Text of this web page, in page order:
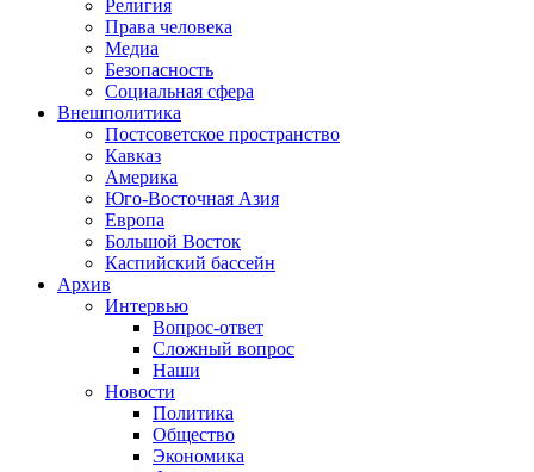
Религия
Права человека
Медиа
Безопасность
Социальная сфера
Внешполитика
Постсоветское пространство
Кавказ
Америка
Юго-Восточная Азия
Европа
Большой Восток
Каспийский бассейн
Архив
Интервью
Вопрос-ответ
Сложный вопрос
Наши
Новости
Политика
Общество
Экономика